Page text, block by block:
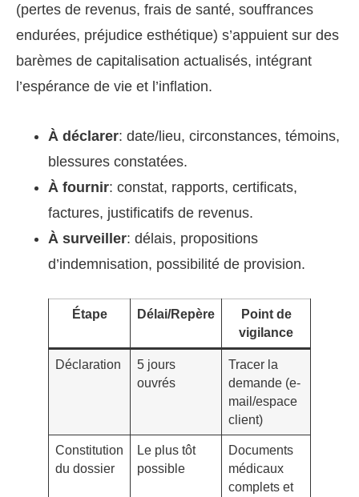
(pertes de revenus, frais de santé, souffrances
endurées, préjudice esthétique) s’appuient sur des
barèmes de capitalisation actualisés, intégrant
l’espérance de vie et l’inflation.
À déclarer: date/lieu, circonstances, témoins,
blessures constatées.
À fournir: constat, rapports, certificats,
factures, justificatifs de revenus.
À surveiller: délais, propositions
d’indemnisation, possibilité de provision.
Étape Délai/Repère
Point de
vigilance
Déclaration
5 jours
ouvrés
Tracer la
demande (e-
mail/espace
client)
Constitution
du dossier
Le plus tôt
possible
Documents
médicaux
complets et